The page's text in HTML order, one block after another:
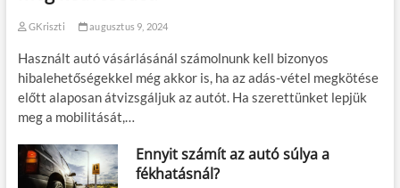
GKriszti augusztus 9, 2024
Használt autó vásárlásánál számolnunk kell bizonyos
hibalehetőségekkel még akkor is, ha az adás-vétel megkötése
előtt alaposan átvizsgáljuk az autót. Ha szerettünket lepjük
meg a mobilitását,…
Ennyit számít az autó súlya a
fékhatásnál?